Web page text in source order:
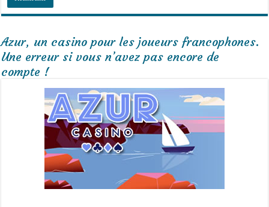
Azur, un casino pour les joueurs francophones.
Une erreur si vous n’avez pas encore de
compte !